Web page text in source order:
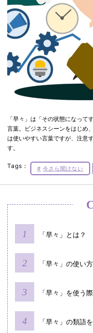
「早々」は「その状態になっ
言葉。ビジネスシーンをはじめ
は使いやすい言葉ですが、注意
す。
Tags： 今さら聞けない
「早々」とは？
「早々」の使い方
「早々」を使う
「早々」の類語